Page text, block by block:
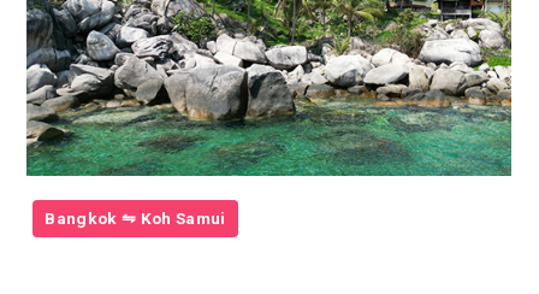
Bangkok ⇋ Koh Samui